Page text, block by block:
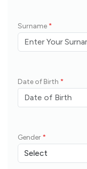
Surname *
Date of Birth *
Gender *